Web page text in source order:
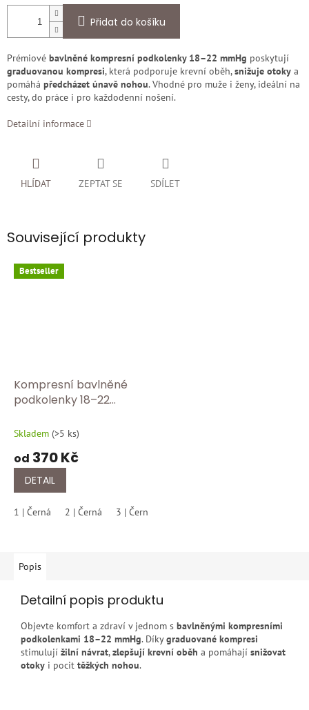
Přidat do košíku
Prémiové bavlněné kompresní podkolenky 18–22 mmHg poskytují
graduovanou kompresi, která podporuje krevní oběh,snižuje otoky a
pomáhá předcházet únavě nohou. Vhodné pro muže i ženy, ideální na
cesty, do práce i pro každodenní nošení.
Detailní informace
ZEPTAT SE
HLÍDAT SDÍLET
Související produkty
Bestseller
Kompresní bavlněné
podkolenky 18–22
komprese pro zdravé
Skladem (>5 ks)
od 370 Kč
DETAIL
1 | Černá 2 | Černá 3 | Černá
Popis
Detailní popis produktu
Objevte komfort a zdraví v jednom s bavlněnými kompresními
podkolenkami 18–22 mmHg. Díkygraduované kompresi
stimulují žilní návrat,zlepšují krevní oběh a pomáhají snižovat
otoky i pocit těžkých nohou.